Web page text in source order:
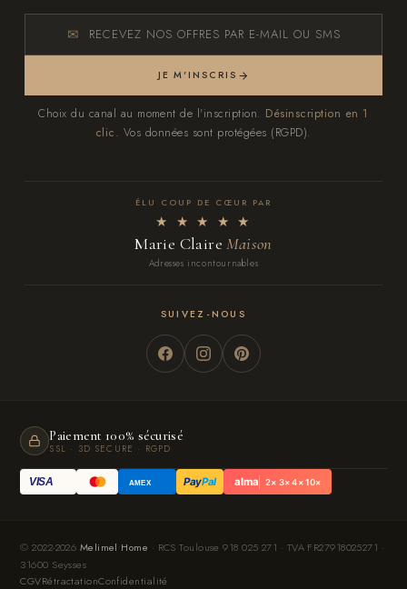
RECEVEZ NOS OFFRES PAR E-MAIL OU SMS
JE M'INSCRIS
Choix du canal au moment de l'inscription. Désinscription en 1
clic. Vos données sont protégées (RGPD).
ÉLU COUP DE CŒUR PAR
★ ★ ★ ★ ★
Marie ClaireMaison
Adresses incontournables
SUIVEZ-NOUS
Paiement 100% sécurisé
SSL · 3D SECURE · RGPD
VISA AMEX PayPal alma 2× 3× 4× 10×
© 2022-2026 Melimel Home · RCS Toulouse 918 025 271 · TVA FR27918025271 ·
31600 Seysses
CGVRétractationConfidentialité